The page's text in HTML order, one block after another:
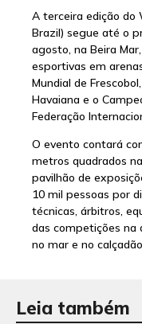
A terceira edição do
Brazil) segue até o
agosto, na Beira
esportivas em
Mundial de
Havaiana e o
Federação
O evento contará
metros quadrados
pavilhão de
10 mil pessoas por
técnicas, árbitros,
das competições na
no mar e no
Leia também